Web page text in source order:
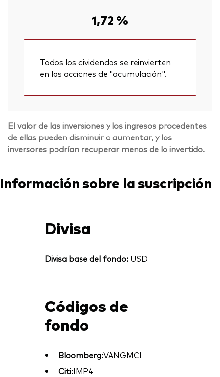
1,72 %
Todos los dividendos se reinvierten
en las acciones de "acumulación".
El valor de las inversiones y los ingresos procedentes
de ellas pueden disminuir o aumentar, y los
inversores podrían recuperar menos de lo invertido.
Información sobre la suscripción
Divisa
Divisa base del fondo:USD
Códigos de
fondo
Bloomberg:VANGMCI
Citi:IMP4